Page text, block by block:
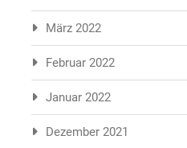
März 2022
Februar 2022
Januar 2022
Dezember 2021